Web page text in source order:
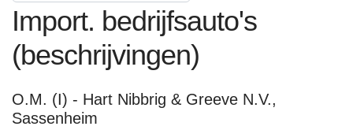
Import. bedrijfsauto's
(beschrijvingen)
O.M. (I) - Hart Nibbrig & Greeve N.V.,
Sassenheim